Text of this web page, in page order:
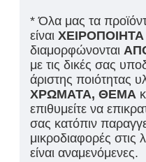
* Όλα μας τα
είναι ΧΕΙΡΟΠΟΙΗΤΑ
διαμορφώνονται
με τις δικές σας
άριστης ποιότητας
ΧΡΩΜΑΤΑ, ΘΕΜΑ
επιθυμείτε να
σας κατόπιν
μικροδιαφορές στις
είναι αναμενόμενες.